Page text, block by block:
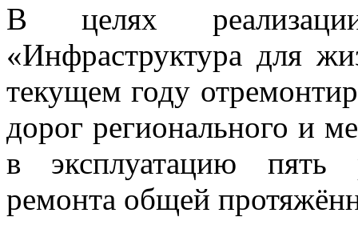
В целях
«Инфраструктура для
текущем году
дорог регионального и
в эксплуатацию пять
ремонта общей